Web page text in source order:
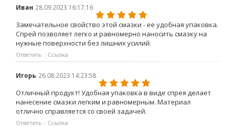
Иван 28.09.2023 16:17:16
Замечательное свойство этой смазки - ее удобная упаковка.
Спрей позволяет легко и равномерно наносить смазку на
нужные поверхности без лишних усилий.
Ответить Ссылка
Игорь 26.08.2023 14:23:58
Отличный продукт! Удобная упаковка в виде спрея делает
нанесение смазки легким и равномерным. Материал
отлично справляется со своей задачей.
Ответить Ссылка